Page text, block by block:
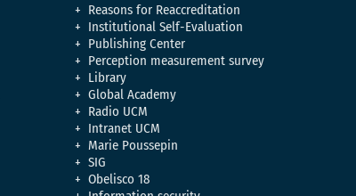
Reasons for Reaccreditation
Institutional Self-Evaluation
Publishing Center
Perception measurement survey
Library
Global Academy
Radio UCM
Intranet UCM
Marie Poussepin
SIG
Obelisco 18